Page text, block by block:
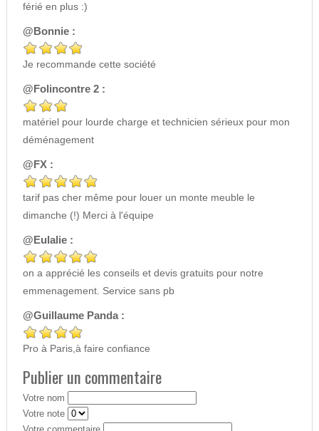
férié en plus :)
@Bonnie :
Je recommande cette société
@Folincontre 2 :
matériel pour lourde charge et technicien sérieux pour mon
déménagement
@FX :
tarif pas cher même pour louer un monte meuble le
dimanche (!) Merci à l'équipe
@Eulalie :
on a apprécié les conseils et devis gratuits pour notre
emmenagement. Service sans pb
@Guillaume Panda :
Pro à Paris,à faire confiance
Publier un commentaire
Votre nom
Votre note